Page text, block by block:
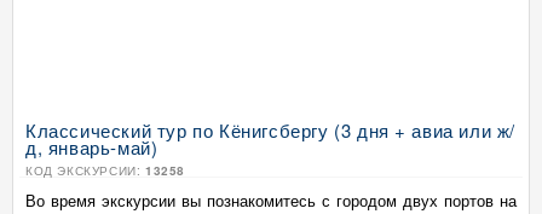
Классический тур по Кёнигсбергу (3 дня + авиа или ж/
д, январь-май)
КОД ЭКСКУРСИИ: 13258
Во время экскурсии вы познакомитесь с городом двух портов на